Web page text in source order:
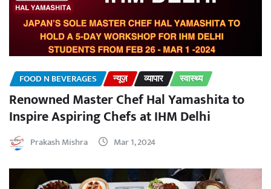
FOOD N BEVERAGES न्यूज़ व्यापार स्वास्थ्य
Renowned Master Chef Hal Yamashita to
Inspire Aspiring Chefs at IHM Delhi
Prakash Mishra Mar 1, 2024